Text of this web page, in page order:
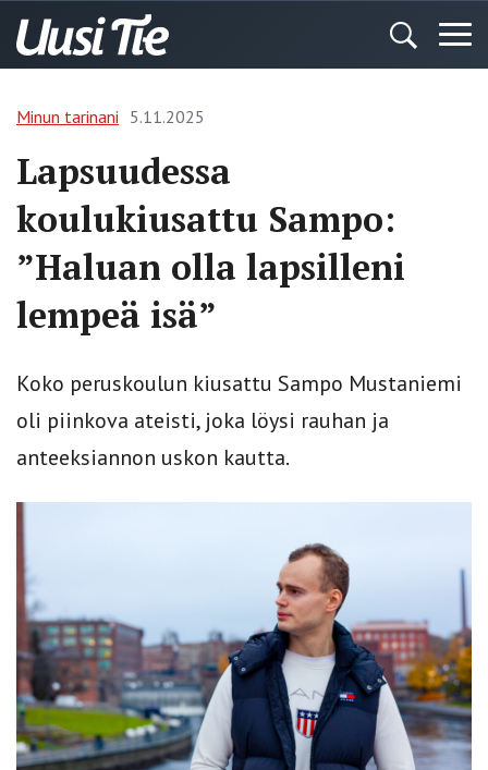
Minun tarinani 5.11.2025
Lapsuudessa
koulukiusattu Sampo:
”Haluan olla lapsilleni
lempeä isä”
Koko peruskoulun kiusattu Sampo Mustaniemi
oli piinkova ateisti, joka löysi rauhan ja
anteeksiannon uskon kautta.